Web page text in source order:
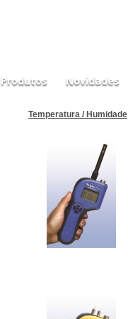
Produtos Novidades
Temperatura / Humidade